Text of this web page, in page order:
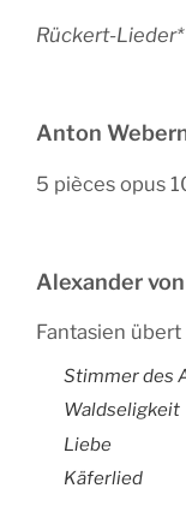
Rückert-Lieder*
Anton
5 pièces opus
Alexander
Fantasien
Stimmer des
Waldseligkeit
Liebe
Käferlied